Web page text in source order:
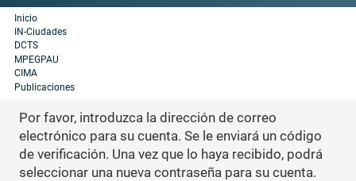
Inicio
IN-Ciudades
DCTS
MPEGPAU
CIMA
Publicaciones
Por favor, introduzca la dirección de correo
electrónico para su cuenta. Se le enviará un código
de verificación. Una vez que lo haya recibido, podrá
seleccionar una nueva contraseña para su cuenta.